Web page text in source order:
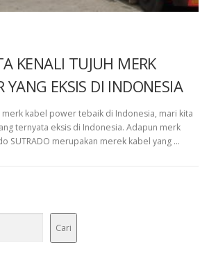
KENALI TUJUH MERK
YANG EKSIS DI INDONESIA
kabel power tebaik di Indonesia, mari kita
ternyata eksis di Indonesia. Adapun merk
SUTRADO merupakan merek kabel yang …
Cari